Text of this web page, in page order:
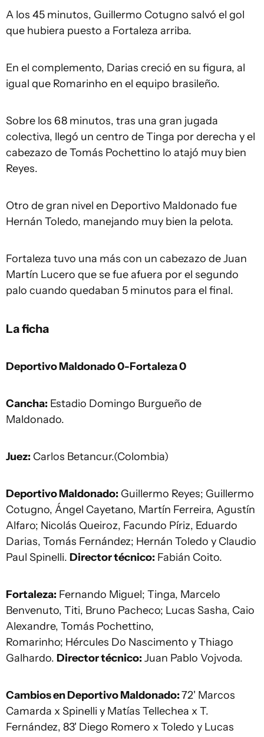
A los 45 minutos, Guillermo Cotugno salvó el gol
que hubiera puesto a Fortaleza arriba.
En el complemento, Darias creció en su figura, al
igual que Romarinho en el equipo brasileño.
Sobre los 68 minutos, tras una gran jugada
colectiva, llegó un centro de Tinga por derecha y el
cabezazo de Tomás Pochettino lo atajó muy bien
Reyes.
Otro de gran nivel en Deportivo Maldonado fue
Hernán Toledo, manejando muy bien la pelota.
Fortaleza tuvo una más con un cabezazo de Juan
Martín Lucero que se fue afuera por el segundo
palo cuando quedaban 5 minutos para el final.
La ficha
Deportivo Maldonado 0-Fortaleza 0
Cancha: Estadio Domingo Burgueño de
Maldonado.
Juez: Carlos Betancur.(Colombia)
Deportivo Maldonado: Guillermo Reyes; Guillermo
Cotugno, Ángel Cayetano, Martín Ferreira, Agustín
Alfaro; Nicolás Queiroz, Facundo Píriz, Eduardo
Darias, Tomás Fernández; Hernán Toledo y Claudio
Paul Spinelli. Director técnico: Fabián Coito.
Fortaleza: Fernando Miguel; Tinga, Marcelo
Benvenuto, Titi, Bruno Pacheco; Lucas Sasha, Caio
Alexandre, Tomás Pochettino,
Romarinho; Hércules Do Nascimento y Thiago
Galhardo. Director técnico: Juan Pablo Vojvoda.
Cambios en Deportivo Maldonado:72' Marcos
Camarda x Spinelli y Matías Tellechea x T.
Fernández, 83' Diego Romero x Toledo y Lucas